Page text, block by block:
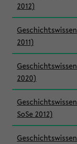
2012)
2011)
2020)
SoSe 2012)